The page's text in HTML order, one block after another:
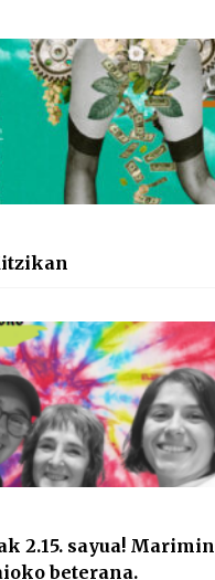
2.15. sayua! Marimin
beterana.